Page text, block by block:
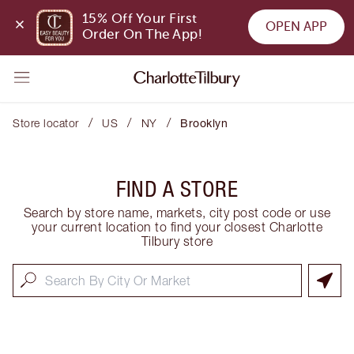
15% Off Your First
Order On The App!
OPEN APP
Store locator / US / NY / Brooklyn
FIND A STORE
Search by store name, markets, city post code or use
your current location to find your closest Charlotte
Tilbury store